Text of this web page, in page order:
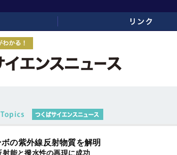
リンク
の紫外線反射物質を解明
能と撥水性の再現に成功